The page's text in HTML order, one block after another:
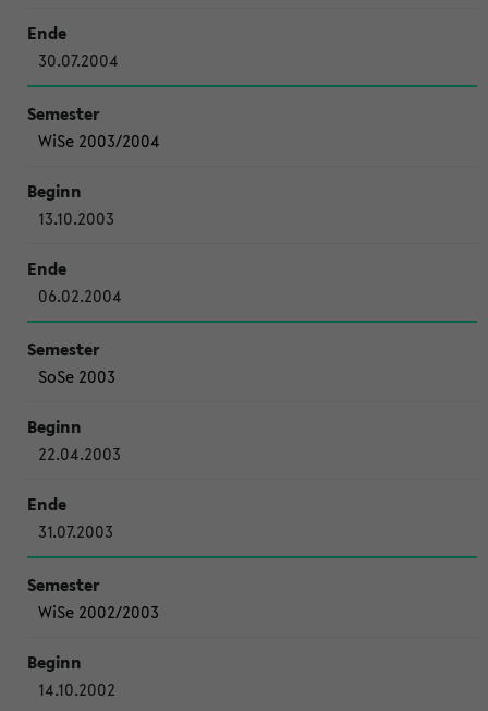
30.07.2004
WiSe 2003/2004
13.10.2003
06.02.2004
SoSe 2003
22.04.2003
31.07.2003
WiSe 2002/2003
14.10.2002